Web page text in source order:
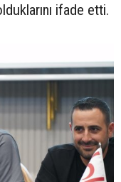
ifade etti.